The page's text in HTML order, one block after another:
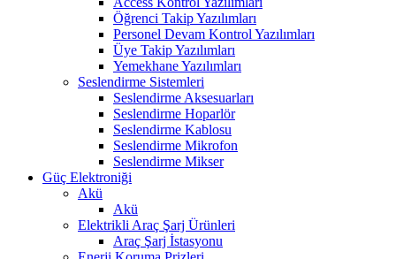
Öğrenci Takip Yazılımları
Personel Devam Kontrol Yazılımları
Üye Takip Yazılımları
Yemekhane Yazılımları
Seslendirme Sistemleri
Seslendirme Aksesuarları
Seslendirme Hoparlör
Seslendirme Kablosu
Seslendirme Mikrofon
Seslendirme Mikser
Güç Elektroniği
Akü
Akü
Elektrikli Araç Şarj Ürünleri
Araç Şarj İstasyonu